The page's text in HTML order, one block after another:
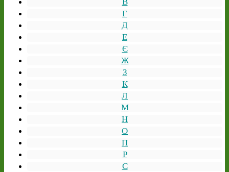
Г
Д
Е
Є
Ж
З
К
Л
М
Н
О
П
Р
С